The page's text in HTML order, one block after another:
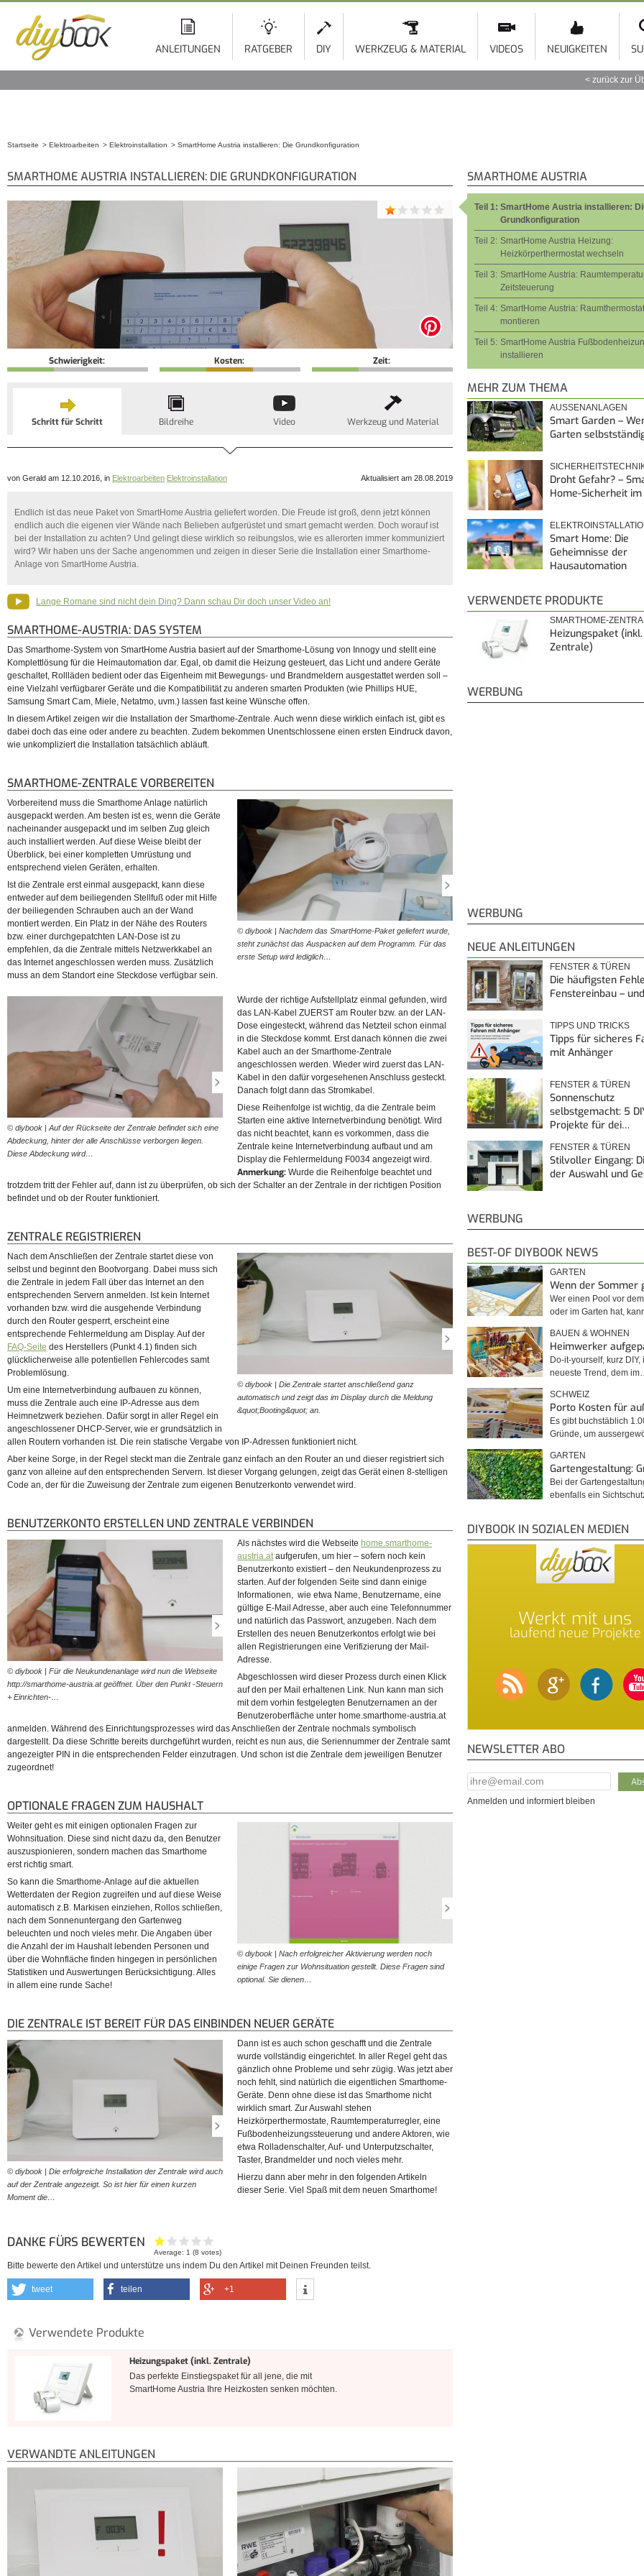
ANLEITUNGEN RATGEBER DIY WERKZEUG & MATERIAL VIDEOS NEUIGKEITEN
zurück zur
Startseite Elektroarbeiten Elektroinstallation SmartHome Austria installieren: Die Grundkonfiguration
SMARTHOME AUSTRIA INSTALLIEREN: DIE GRUNDKONFIGURATION
Schwierigkeit: Kosten: Zeit:
Schritt für Schritt Bildreihe Video Werkzeug und Material
von Gerald am 12.10.2016, in Elektroarbeiten Elektroinstallation Aktualisiert am 28.08.2019
Endlich ist das neue Paket von SmartHome Austria geliefert worden. Die Freude ist groß, denn jetzt können
endlich auch die eigenen vier Wände nach Belieben aufgerüstet und smart gemacht werden. Doch worauf ist
bei der Installation zu achten? Und gelingt diese wirklich so reibungslos, wie es allerorten immer kommuniziert
wird? Wir haben uns der Sache angenommen und zeigen in dieser Serie die Installation einer Smarthome-
Anlage von SmartHome Austria.
Lange Romane sind nicht dein Ding? Dann schau Dir doch unser Video an!
SMARTHOME-AUSTRIA: DAS SYSTEM
Das Smarthome-System von SmartHome Austria basiert auf der Smarthome-Lösung von Innogy und stellt eine
Komplettlösung für die Heimautomation dar. Egal, ob damit die Heizung gesteuert, das Licht und andere Geräte
geschaltet, Rollläden bedient oder das Eigenheim mit Bewegungs- und Brandmeldern ausgestattet werden soll –
eine Vielzahl verfügbarer Geräte und die Kompatibilität zu anderen smarten Produkten (wie Phillips HUE,
Samsung Smart Cam, Miele, Netatmo, uvm.) lassen fast keine Wünsche offen.
In diesem Artikel zeigen wir die Installation der Smarthome-Zentrale. Auch wenn diese wirklich einfach ist, gibt es
dabei doch das eine oder andere zu beachten. Zudem bekommen Unentschlossene einen ersten Eindruck davon,
wie unkompliziert die Installation tatsächlich abläuft.
SMARTHOME-ZENTRALE VORBEREITEN
© diybook | Nachdem das SmartHome-Paket geliefert wurde,
steht zunächst das Auspacken auf dem Programm. Für das
erste Setup wird lediglich…
montiert werden: entweder auf dem beiliegenden
oder mit zwei Schrauben…
Vorbereitend muss die Smarthome Anlage natürlich
ausgepackt werden. Am besten ist es, wenn die Geräte
nacheinander ausgepackt und im selben Zug gleich
auch installiert werden. Auf diese Weise bleibt der
Überblick, bei einer kompletten Umrüstung und
entsprechend vielen Geräten, erhalten.
Ist die Zentrale erst einmal ausgepackt, kann diese
entweder auf dem beiliegenden Stellfuß oder mit Hilfe
der beiliegenden Schrauben auch an der Wand
montiert werden. Ein Platz in der Nähe des Routers
bzw. einer durchgepatchten LAN-Dose ist zu
empfehlen, da die Zentrale mittels Netzwerkkabel an
das Internet angeschlossen werden muss. Zusätzlich
muss an dem Standort eine Steckdose verfügbar sein.
© diybook | Auf der Rückseite der Zentrale befindet sich eine
Abdeckung, hinter der alle Anschlüsse verborgen liegen.
Diese Abdeckung wird…
© diybook | Da die Zentrale beim Starten auf eine Verbindung
mit den Servern des Herstellers angewiesen ist, wird als
© diybook | Erst ganz am Schluss wird auch der
Stromanschluss hergestellt, indem das Kabel in die Zentrale
eingesteckt wird.
Wurde der richtige Aufstellplatz einmal gefunden, wird
das LAN-Kabel ZUERST am Router bzw. an der LAN-
Dose eingesteckt, während das Netzteil schon einmal
in die Steckdose kommt. Erst danach können die zwei
Kabel auch an der Smarthome-Zentrale
angeschlossen werden. Wieder wird zuerst das LAN-
Kabel in den dafür vorgesehenen Anschluss gesteckt.
Danach folgt dann das Stromkabel.
Diese Reihenfolge ist wichtig, da die Zentrale beim
Starten eine aktive Internetverbindung benötigt. Wird
das nicht beachtet, kann es vorkommen, dass die
Zentrale keine Internetverbindung aufbaut und am
Display die Fehlermeldung F0034 angezeigt wird.
Anmerkung: Wurde die Reihenfolge beachtet und
trotzdem tritt der Fehler auf, dann ist zu überprüfen, ob sich der Schalter an der Zentrale in der richtigen Position
befindet und ob der Router funktioniert.
ZENTRALE REGISTRIEREN
© diybook | Die Zentrale startet anschließend ganz
automatisch und zeigt das im Display durch die Meldung
&quot;Booting&quot; an.
etwa F0034 angezeigt werden, besteht vermutlich keine
Verbindung zum Internet.…
Nach dem Anschließen der Zentrale startet diese von
selbst und beginnt den Bootvorgang. Dabei muss sich
die Zentrale in jedem Fall über das Internet an den
entsprechenden Servern anmelden. Ist kein Internet
vorhanden bzw. wird die ausgehende Verbindung
durch den Router gesperrt, erscheint eine
entsprechende Fehlermeldung am Display. Auf der
FAQ-Seite des Herstellers (Punkt 4.1) finden sich
glücklicherweise alle potentiellen Fehlercodes samt
Problemlösung.
Um eine Internetverbindung aufbauen zu können,
muss die Zentrale auch eine IP-Adresse aus dem
Heimnetzwerk beziehen. Dafür sorgt in aller Regel ein
angeschlossener DHCP-Server, wie er grundsätzlich in
allen Routern vorhanden ist. Die rein statische Vergabe von IP-Adressen funktioniert nicht.
Aber keine Sorge, in der Regel steckt man die Zentrale ganz einfach an den Router an und dieser registriert sich
ganz von alleine auf den entsprechenden Servern. Ist dieser Vorgang gelungen, zeigt das Gerät einen 8-stelligen
Code an, der für die Zuweisung der Zentrale zum eigenen Benutzerkonto verwendet wird.
BENUTZERKONTO ERSTELLEN UND ZENTRALE VERBINDEN
© diybook | Für die Neukundenanlage wird nun die Webseite
http://smarthome-austria.at geöffnet. Über den Punkt -Steuern
+ Einrichten-…
Neukundenanlage über die Eingabefläche -Neukunde?-
© diybook | In weiterer Folge sind nun einige Angaben zur
Person auszufüllen. Das wären im Wesentlichen der
der Benutzername, eine E…
Als nächstes wird die Webseite home.smarthome-
austria.ataufgerufen, um hier – sofern noch kein
Benutzerkonto existiert – den Neukundenprozess zu
starten. Auf der folgenden Seite sind dann einige
Informationen, wie etwa Name, Benutzername, eine
gültige E-Mail Adresse, aber auch eine Telefonnummer
und natürlich das Passwort, anzugeben. Nach dem
Erstellen des neuen Benutzerkontos erfolgt wie bei
allen Registrierungen eine Verifizierung der Mail-
Adresse.
Abgeschlossen wird dieser Prozess durch einen Klick
auf den per Mail erhaltenen Link. Nun kann man sich
mit dem vorhin festgelegten Benutzernamen an der
Benutzeroberfläche unter home.smarthome-austria.at
anmelden. Während des Einrichtungsprozesses wird das Anschließen der Zentrale nochmals symbolisch
dargestellt. Da diese Schritte bereits durchgeführt wurden, reicht es nun aus, die Seriennummer der Zentrale samt
angezeigter PIN in die entsprechenden Felder einzutragen. Und schon ist die Zentrale dem jeweiligen Benutzer
zugeordnet!
OPTIONALE FRAGEN ZUM HAUSHALT
© diybook | Nach erfolgreicher Aktivierung werden noch
einige Fragen zur Wohnsituation gestellt. Diese Fragen sind
optional. Sie dienen…
Weiter geht es mit einigen optionalen Fragen zur
Wohnsituation. Diese sind nicht dazu da, den Benutzer
auszuspionieren, sondern machen das Smarthome
erst richtig smart.
So kann die Smarthome-Anlage auf die aktuellen
Wetterdaten der Region zugreifen und auf diese Weise
automatisch z.B. Markisen einziehen, Rollos schließen,
nach dem Sonnenuntergang den Gartenweg
beleuchten und noch vieles mehr. Die Angaben über
die Anzahl der im Haushalt lebenden Personen und
über die Wohnfläche finden hingegen in persönlichen
Statistiken und Auswertungen Berücksichtigung. Alles
in allem eine runde Sache!
DIE ZENTRALE IST BEREIT FÜR DAS EINBINDEN NEUER GERÄTE
© diybook | Die erfolgreiche Installation der Zentrale wird auch
auf der Zentrale angezeigt. So ist hier für einen kurzen
Moment die…
sicherlich die Heizkörperthermostate. Denn dank ihnen fällt
Dann ist es auch schon geschafft und die Zentrale
wurde vollständig eingerichtet. In aller Regel geht das
gänzlich ohne Probleme und sehr zügig. Was jetzt aber
noch fehlt, sind natürlich die eigentlichen Smarthome-
Geräte. Denn ohne diese ist das Smarthome nicht
wirklich smart. Zur Auswahl stehen
Heizkörperthermostate, Raumtemperaturregler, eine
Fußbodenheizungssteuerung und andere Aktoren, wie
etwa Rolladenschalter, Auf- und Unterputzschalter,
Taster, Brandmelder und noch vieles mehr.
Hierzu dann aber mehr in den folgenden Artikeln
dieser Serie. Viel Spaß mit dem neuen Smarthome!
DANKE FÜRS BEWERTEN
Average:1 (8 votes)
Bitte bewerte den Artikel und unterstütze uns indem Du den Artikel mit Deinen Freunden teilst.
tweet teilen +1
Verwendete Produkte
Heizungspaket (inkl. Zentrale)
Das perfekte Einstiegspaket für all jene, die mit
SmartHome Austria Ihre Heizkosten senken möchten.
VERWANDTE ANLEITUNGEN
SMARTHOME AUSTRIA
Teil 1: SmartHome Austria installieren:
Grundkonfiguration
Teil 2: SmartHome Austria Heizung:
Heizkörperthermostat wechseln
Teil 3: SmartHome Austria:
Zeitsteuerung
Teil 4: SmartHome Austria: Raumthermostat
montieren
Teil 5: SmartHome Austria
installieren
MEHR ZUM THEMA
AUSSENANLAGEN
Smart Garden –
Garten
Droht Gefahr? –
Home-Sicherheit im
Smart Home: Die
Geheimnisse der
Hausautomation
VERWENDETE PRODUKTE
SMARTHOME-
Heizungspaket (inkl.
Zentrale)
WERBUNG
WERBUNG
NEUE ANLEITUNGEN
FENSTER & TÜREN
Die häufigsten
Fenstereinbau –
TIPPS UND TRICKS
Tipps für sicheres
mit Anhänger
FENSTER & TÜREN
Sonnenschutz
selbstgemacht: 5
Projekte für dei…
FENSTER & TÜREN
Stilvoller Eingang:
der Auswahl und
WERBUNG
BEST-OF DIYBOOK NEWS
GARTEN
Wenn der Sommer
Wer einen Pool vor
oder im Garten hat,
BAUEN & WOHNEN
Heimwerker
Do-it-yourself, kurz DIY,
neueste Trend, dem
SCHWEIZ
Porto Kosten für
Es gibt buchstäblich
Gründe, um
GARTEN
Gartengestaltung:
Bei der
ebenfalls ein
DIYBOOK IN SOZIALEN MEDIEN
Werkt mit uns
laufend neue Projekte
NEWSLETTER ABO
E-Mail Addresse*
Anmelden und informiert bleiben